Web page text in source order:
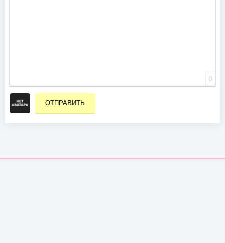
0
ОТПРАВИТЬ